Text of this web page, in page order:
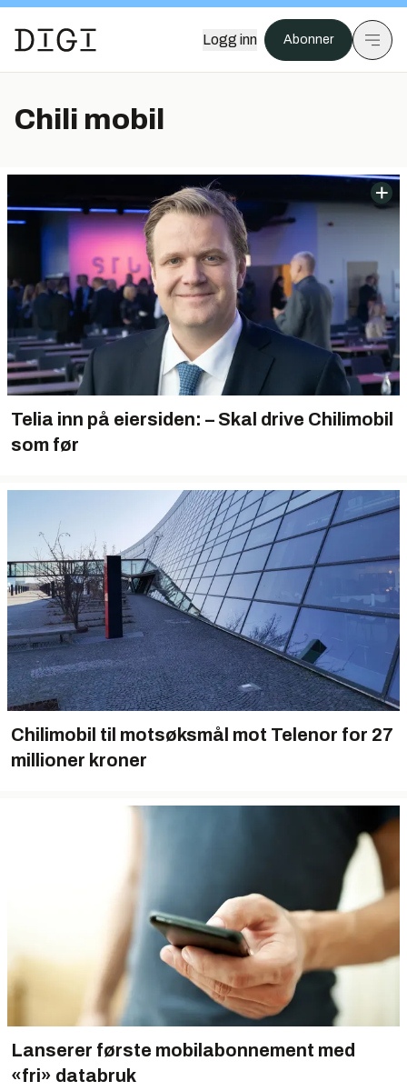
Logg inn Abonner
Chili mobil
Telia inn på eiersiden: – Skal drive Chilimobil
som før
Chilimobil til motsøksmål mot Telenor for 27
millioner kroner
Lanserer første mobilabonnement med
«fri» databruk